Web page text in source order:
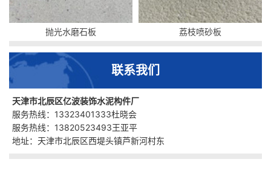
抛光水磨石板 荔枝喷砂板
联系我们
天津市北辰区亿波装饰水泥构件厂
服务热线：13323401333杜晓会
服务热线：13820523493王亚平
地址：天津市北辰区西堤头镇芦新河村东